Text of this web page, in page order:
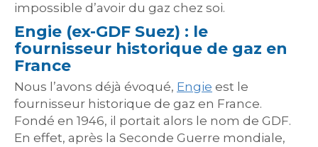
impossible d’avoir du gaz chez soi.
Engie (ex-GDF Suez) : le
fournisseur historique de gaz en
France
Nous l’avons déjà évoqué, Engie est le
fournisseur historique de gaz en France.
Fondé en 1946, il portait alors le nom de GDF.
En effet, après la Seconde Guerre mondiale,